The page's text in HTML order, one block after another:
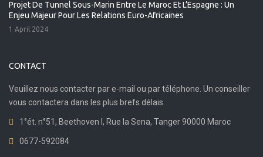
Projet De Tunnel Sous-Marin Entre Le Maroc Et L’Espagne : Un
Enjeu Majeur Pour Les Relations Euro-Africaines
1 April 2024
CONTACT
Veuillez nous contacter par e-mail ou par téléphone. Un conseiller
vous contactera dans les plus brefs délais.
1°ét. n°51, Beethoven I, Rue la Sena, Tanger 90000 Maroc
0677-592084